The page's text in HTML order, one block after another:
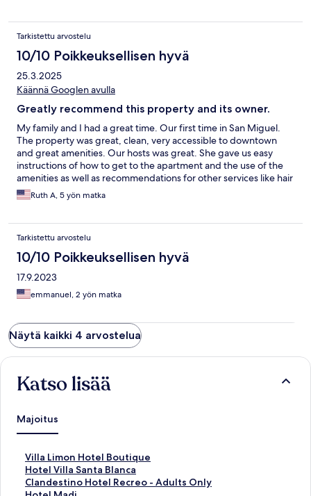
Tarkistettu arvostelu
10/10 Poikkeuksellisen hyvä
25.3.2025
Käännä Googlen avulla
Greatly recommend this property and its owner.
My family and I had a great time. Our first time in San Miguel.
The property was great, clean, very accessible to downtown
and great amenities. Our hosts was great. She gave us easy
instructions of how to get to the apartment and the use of the
amenities as well as recommendations for other services like hair
and make up stylist which we used. Property was very
comfortable and very well equipped. Pilar responded to my
were ok or needed anything.
Ruth A, 5 yön matka
Tarkistettu arvostelu
10/10 Poikkeuksellisen hyvä
17.9.2023
emmanuel, 2 yön matka
Näytä kaikki 4 arvostelua
Katso lisää
Majoitus
Villa Limon Hotel Boutique
K
o
h
Hotel Villa Santa Blanca
K
o
Clandestino Hotel Recreo - Adults Only
K